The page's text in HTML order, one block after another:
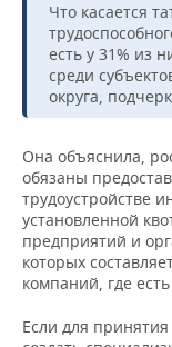
Что касается
есть у 31% из
среди
округа,
Она объяснила,
обязаны
трудоустройстве
установленной
предприятий и
которых
компаний, где
Если для